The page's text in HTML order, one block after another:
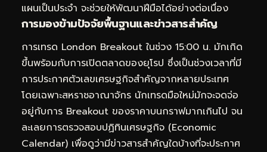
แผนเป็นประจำ จะช่วยให้พัฒนาฝีมือได้อย่างต่อเนื่อง
การมองข้ามปัจจัยพื้นฐานและข่าวสารสำคัญ
การเทรด London Breakout ในช่วง 15:00 น. มักเกิด
ขึ้นพร้อมกับการเปิดตลาดของยุโรป ซึ่งเป็นช่วงเวลาที่มี
การประกาศตัวเลขเศรษฐกิจสำคัญจากหลายประเทศ
โดยเฉพาะสหราชอาณาจักร นักเทรดมือใหม่มักจะจดจ่อ
อยู่กับการ Breakout ของราคาบนกราฟมากเกินไป จน
ละเลยการตรวจสอบปฏิทินเศรษฐกิจ (Economic
Calendar) เพื่อดูว่ามีข่าวสารสำคัญใดบ้างที่จะประกาศ